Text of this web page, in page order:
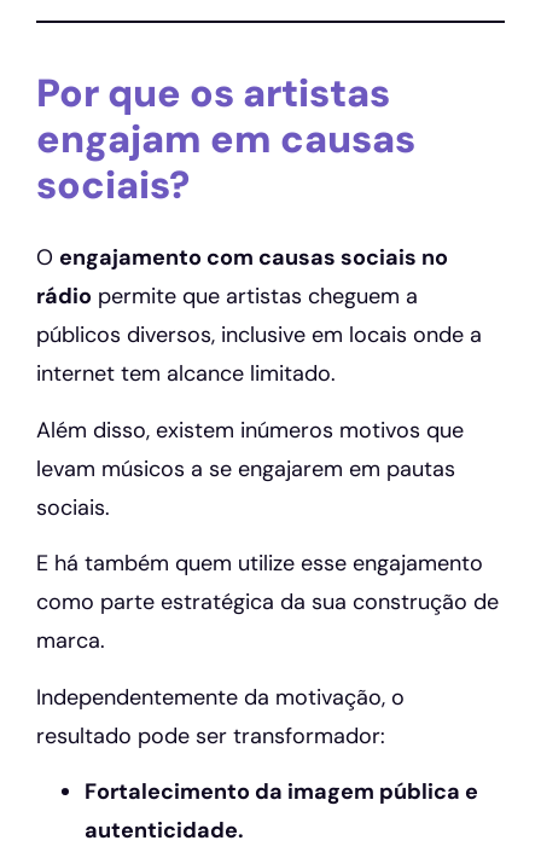
Por que os artistas
engajam em causas
sociais?
O engajamento com causas sociais no
rádio permite que artistas cheguem a
públicos diversos, inclusive em locais onde a
internet tem alcance limitado.
Além disso, existem inúmeros motivos que
levam músicos a se engajarem em pautas
sociais.
E há também quem utilize esse engajamento
como parte estratégica da sua construção de
marca.
Independentemente da motivação, o
resultado pode ser transformador:
Fortalecimento da imagem pública e
autenticidade.